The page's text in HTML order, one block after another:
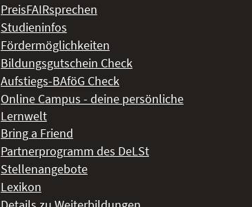
PreisFAIRsprechen
Studieninfos
Fördermöglichkeiten
Bildungsgutschein Check
Aufstiegs-BAföG Check
Online Campus - deine persönliche
Lernwelt
Bring a Friend
Partnerprogramm des DeLSt
Stellenangebote
Lexikon